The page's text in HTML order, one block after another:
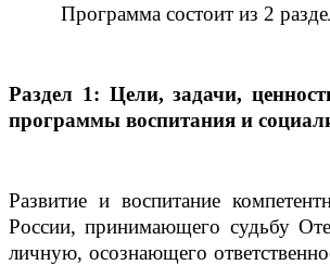
Программа состоит из 2
Раздел 1: Цели, задачи,
программы воспитания и
Развитие и воспитание
России, принимающего судьбу
личную, осознающего